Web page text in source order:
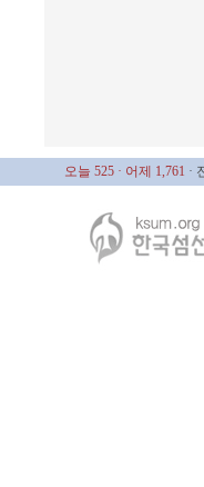
오늘 525 · 어제 1,761 ·